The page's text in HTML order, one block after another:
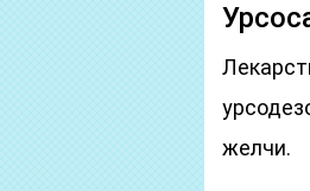
желчи.